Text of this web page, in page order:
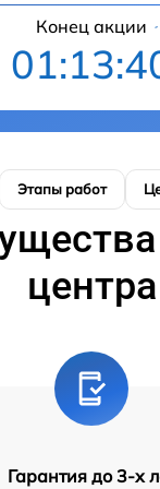
Конец акции
Этапы работ
центра
Гарантия до 3-х